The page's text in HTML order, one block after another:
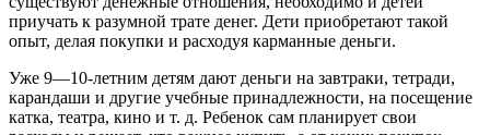
приучать к разумной трате денег. Дети приобретают такой
опыт, делая покупки и расходуя карманные деньги.
Уже 9—10-летним детям дают деньги на завтраки, тетради,
карандаши и другие учебные принадлежности, на посещение
катка, театра, кино и т. д. Ребенок сам планирует свои